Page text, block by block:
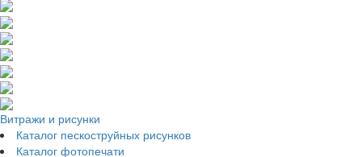
Витражи и рисунки
Каталог пескоструйных рисунков
Каталог фотопечати